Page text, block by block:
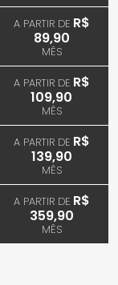
A PARTIR DE R$
89,90
MÊS
A PARTIR DE R$
109,90
MÊS
A PARTIR DE R$
139,90
MÊS
A PARTIR DE R$
359,90
MÊS